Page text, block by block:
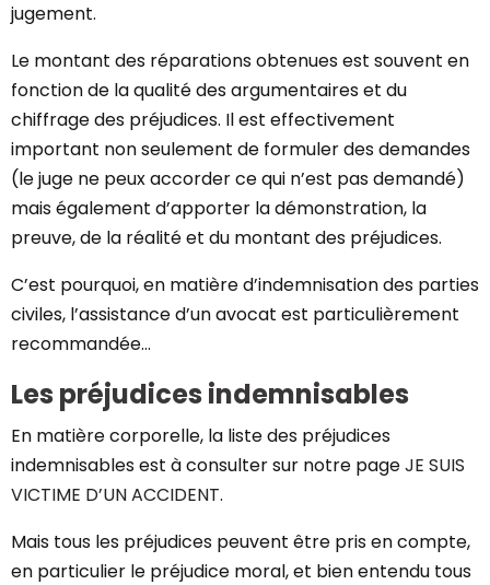
jugement.
Le montant des réparations obtenues est souvent en
fonction de la qualité des argumentaires et du
chiffrage des préjudices. Il est effectivement
important non seulement de formuler des demandes
(le juge ne peux accorder ce qui n’est pas demandé)
mais également d’apporter la démonstration, la
preuve, de la réalité et du montant des préjudices.
C’est pourquoi, en matière d’indemnisation des parties
civiles, l’assistance d’un avocat est particulièrement
recommandée…
Les préjudices indemnisables
En matière corporelle, la liste des préjudices
indemnisables est à consulter sur notre pageJE SUIS
VICTIME D’UN ACCIDENT.
Mais tous les préjudices peuvent être pris en compte,
en particulier le préjudice moral, et bien entendu tous